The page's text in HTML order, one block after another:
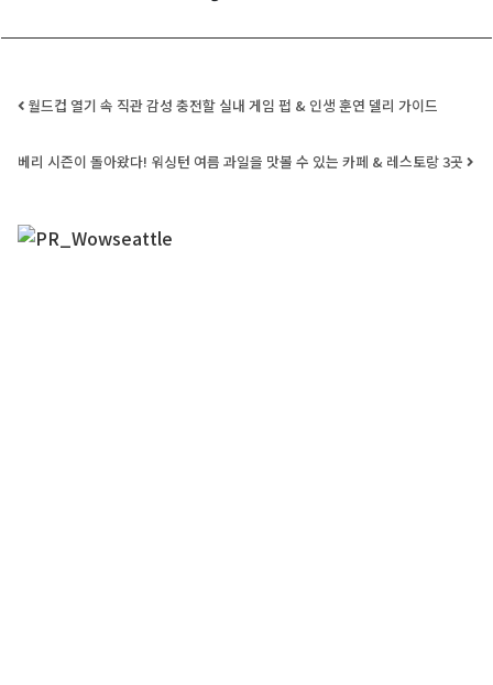
Post navigation
월드컵 열기 속 직관 감성 충전할 실내 게임 펍 & 인생 훈연 델리 가이드
베리 시즌이 돌아왔다! 워싱턴 여름 과일을 맛볼 수 있는 카페 & 레스토랑 3곳